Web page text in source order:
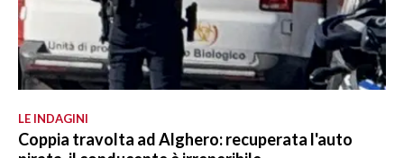
LE INDAGINI
Coppia travolta ad Alghero: recuperata l'auto